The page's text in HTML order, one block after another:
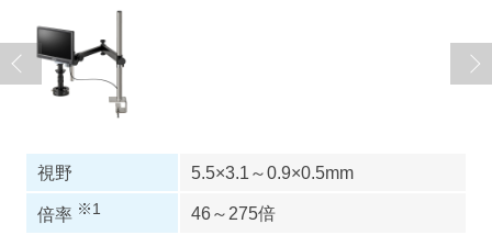
視野 5.5×3.1～0.9×0.5mm
倍率 ※1 46～275倍